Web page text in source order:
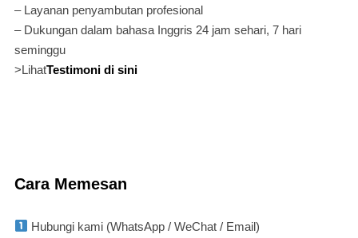
– Layanan penyambutan profesional
– Dukungan dalam bahasa Inggris 24 jam sehari, 7 hari
seminggu
>LihatTestimoni di sini
Cara Memesan
Hubungi kami (WhatsApp / WeChat / Email)